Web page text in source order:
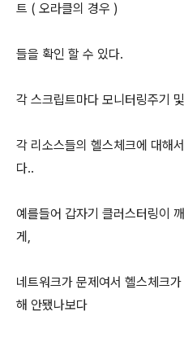
트 ( 오라클의 경우 )
들을 확인 할 수 있다.
각 스크립트마다 모니터링주기
각 리소스들의 헬스체크에 대해
다..
예를들어 갑자기 클러스터링이
게,
네트워크가 문제여서 헬스체크
해 안됐나보다